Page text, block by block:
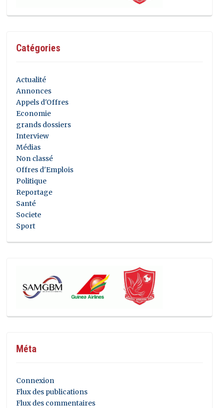
Catégories
Actualité
Annonces
Appels d'Offres
Economie
grands dossiers
Interview
Médias
Non classé
Offres d'Emplois
Politique
Reportage
Santé
Societe
Sport
Méta
Connexion
Flux des publications
Flux des commentaires